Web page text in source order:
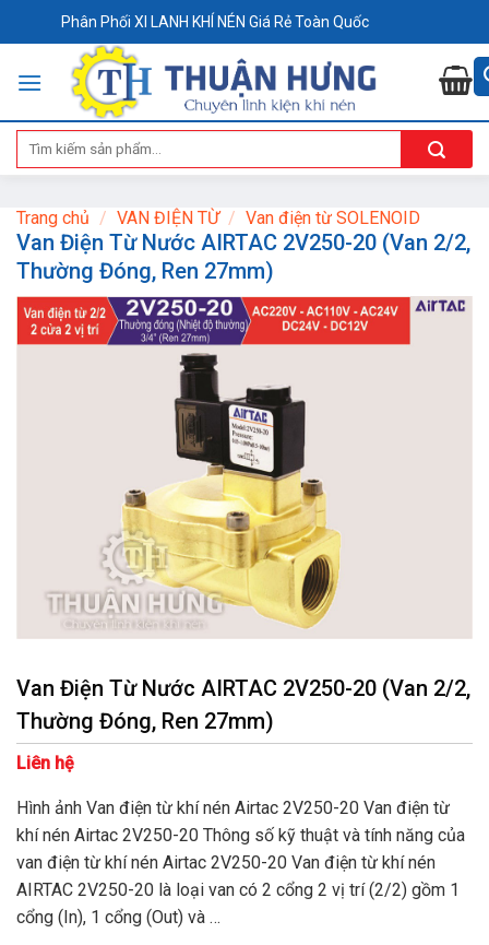
to
Phân Phối XI LANH KHÍ NÉN Giá Rẻ Toàn Quốc
Tìm
kiếm:
Trang chủ / VAN ĐIỆN TỪ / Van điện từ SOLENOID
Van Điện Từ Nước AIRTAC 2V250-20 (Van 2/2,
Thường Đóng, Ren 27mm)
Van Điện Từ Nước AIRTAC 2V250-20 (Van 2/2,
Thường Đóng, Ren 27mm)
Liên hệ
Hình ảnh Van điện từ khí nén Airtac 2V250-20 Van điện từ
khí nén Airtac 2V250-20 Thông số kỹ thuật và tính năng của
van điện từ khí nén Airtac 2V250-20 Van điện từ khí nén
AIRTAC 2V250-20 là loại van có 2 cổng 2 vị trí (2/2) gồm 1
cổng (In), 1 cổng (Out) và …